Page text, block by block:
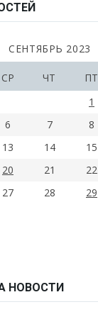
СЕНТЯБРЬ 2023
СР ЧТ ПТ
1
6 7 8
13 14 15
20 21 22
27 28 29
НОВОСТИ